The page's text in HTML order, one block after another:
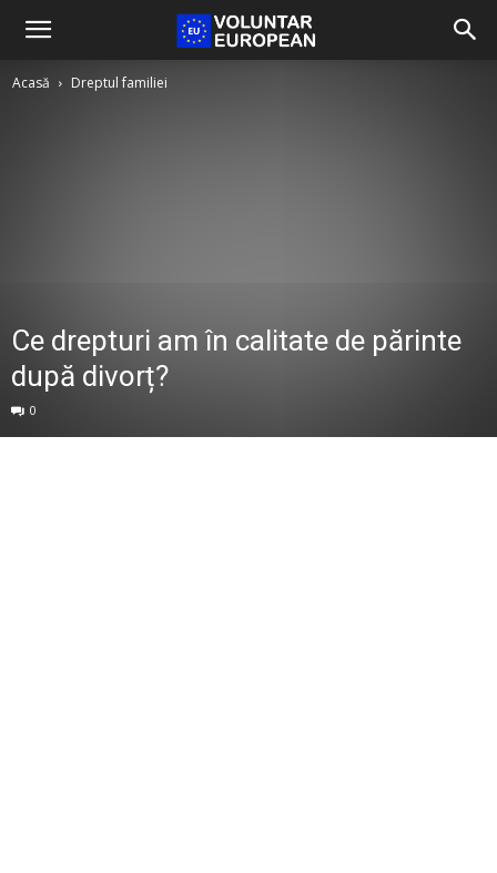
Acasă Dreptul familiei
Ce drepturi am în calitate de părinte
după divorț?
0